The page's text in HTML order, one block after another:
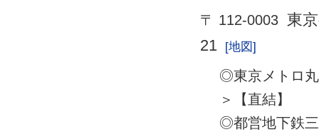
〒 112-0003 東
21 [地図]
◎東京メトロ
＞【直結】
◎都営地下鉄